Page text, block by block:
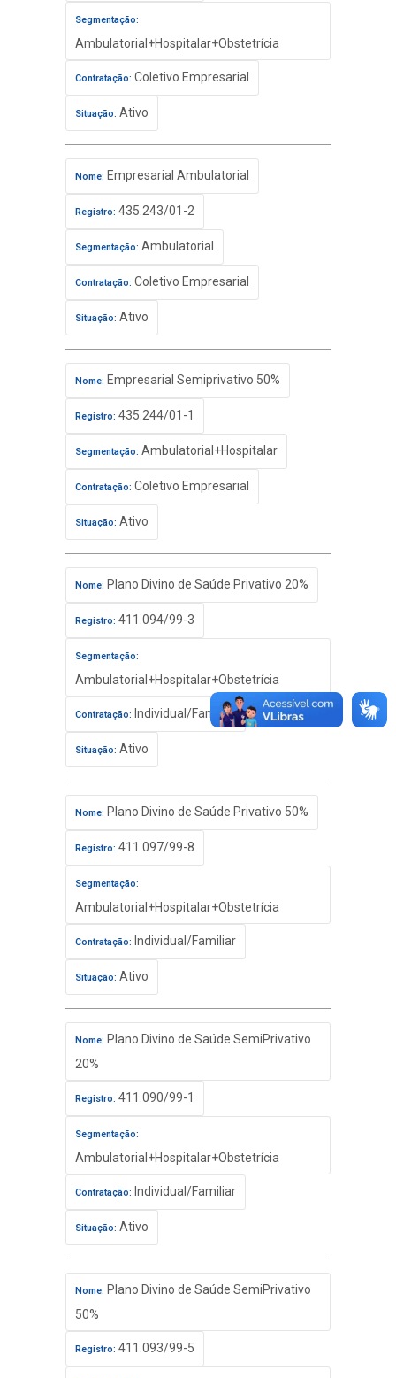
Segmentação:
Ambulatorial+Hospitalar+Obstetrícia
Contratação: Coletivo Empresarial
Situação: Ativo
Nome: Empresarial Ambulatorial
Registro: 435.243/01-2
Segmentação: Ambulatorial
Contratação: Coletivo Empresarial
Situação: Ativo
Nome: Empresarial Semiprivativo 50%
Registro: 435.244/01-1
Segmentação: Ambulatorial+Hospitalar
Contratação: Coletivo Empresarial
Situação: Ativo
Nome: Plano Divino de Saúde Privativo 20%
Registro: 411.094/99-3
Segmentação:
Ambulatorial+Hospitalar+Obstetrícia
Contratação: Individual/Familiar
Situação: Ativo
Nome: Plano Divino de Saúde Privativo 50%
Registro: 411.097/99-8
Segmentação:
Ambulatorial+Hospitalar+Obstetrícia
Contratação: Individual/Familiar
Situação: Ativo
Nome: Plano Divino de Saúde SemiPrivativo
20%
Registro: 411.090/99-1
Segmentação:
Ambulatorial+Hospitalar+Obstetrícia
Contratação: Individual/Familiar
Situação: Ativo
Nome: Plano Divino de Saúde SemiPrivativo
50%
Registro: 411.093/99-5